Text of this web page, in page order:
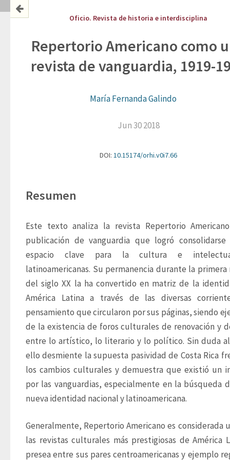
Oficio. Revista de historia e interdisciplina
Repertorio Americano como
revista de vanguardia, 1919-
María Fernanda Galindo
Jun 30 2018
DOI: 10.15174/orhi.v0i7.66
Resumen
Este texto analiza la revista Repertorio
publicación de vanguardia que logró consolidarse
espacio clave para la cultura e
latinoamericanas. Su permanencia durante la
del siglo XX la ha convertido en matriz de la
América Latina a través de las diversas
pensamiento que circularon por sus páginas, siendo
de la existencia de foros culturales de renovación y
entre lo artístico, lo literario y lo político. Sin duda
ello desmiente la supuesta pasividad de Costa Rica
los cambios culturales y demuestra que existió un
por las vanguardias, especialmente en la búsqueda
nueva identidad nacional y latinoamericana.
Generalmente, Repertorio Americano es considerada
las revistas culturales más prestigiosas de América
presea entre sus pares centroamericanas y ejemplo